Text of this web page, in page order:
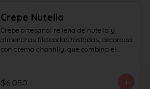
Crepe Nutella
Crepe artesanal rellena de nutella y
almendras fileteadas tostadas, decorada
con crema chantilly, que combina el
bocado.
$6.050